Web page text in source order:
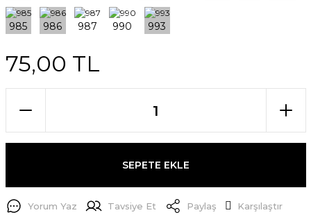
75,00 TL
SEPETE EKLE
Yorum Yaz Tavsiye Et Paylaş Karşılaştır